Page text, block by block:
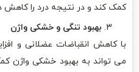
کمک کند و در نتیجه درد را کاهش
بهبود تنگی و خشکی واژن
با کاهش انقباضات عضلانی و
می تواند به بهبود خشکی واژن